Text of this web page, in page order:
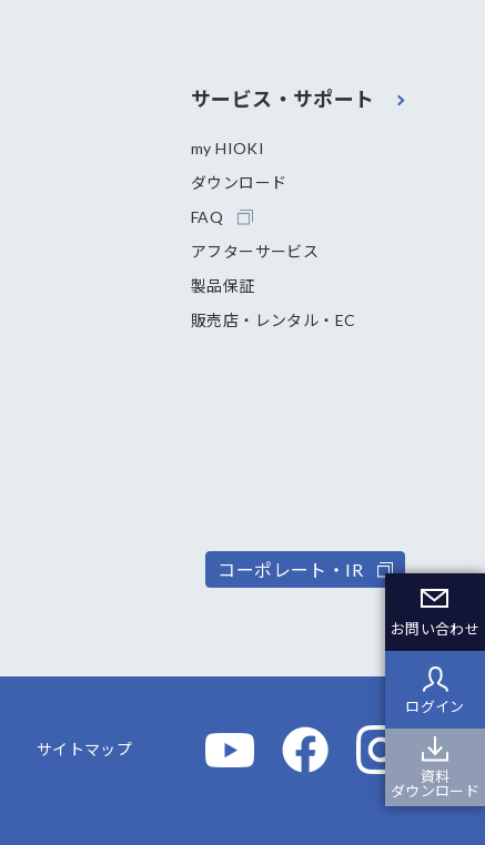
お問い合わせ
ログイン
資料
ダウンロード
サービス・サポート
my HIOKI
ダウンロード
FAQ
アフターサービス
製品保証
販売店・レンタル・EC
コーポレート・IR
サイトマップ